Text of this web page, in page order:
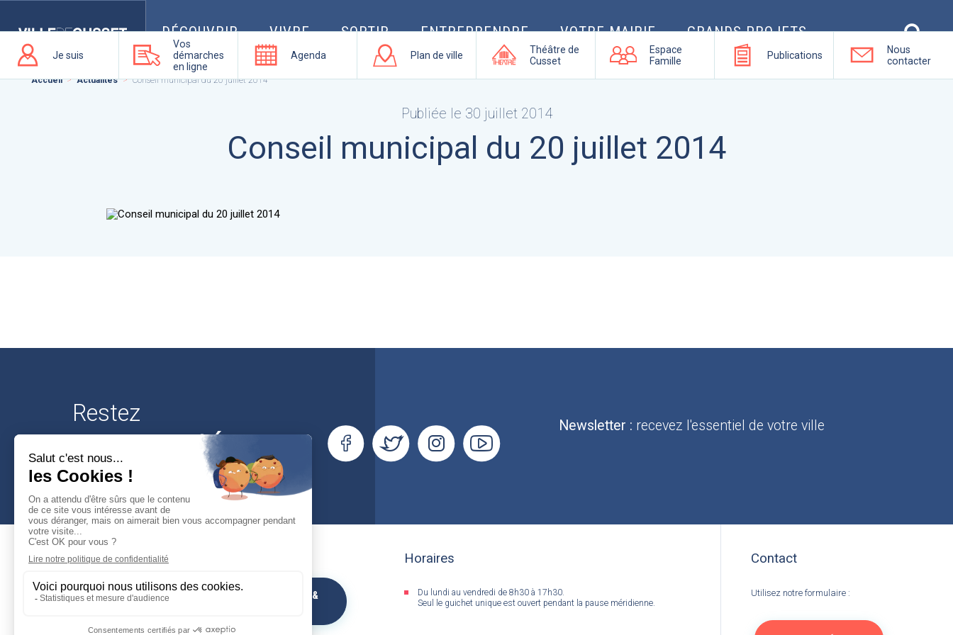
DÉCOUVRIR VIVRE SORTIR ENTREPRENDRE VOTRE MAIRIE GRANDS PROJETS
vous
Je suis
Vos
démarches
en ligne
Agenda Plan de ville
Théâtre de
Cusset
Espace
Famille
Publications
Nous
contacter
Accueil Actualités Conseil municipal du 20 juillet 2014
Publiée le 30 juillet 2014
Conseil municipal du 20 juillet 2014
Restez
connectés Newsletter : recevez l'essentiel de votre ville
Mairie de Cusset
Place Victor-Hugo
PHOTOS &
Horaires
Du lundi au vendredi de 8h30 à 17h30.
Seul le guichet unique est ouvert pendant la pause méridienne.
Contact
Utilisez notre formulaire :